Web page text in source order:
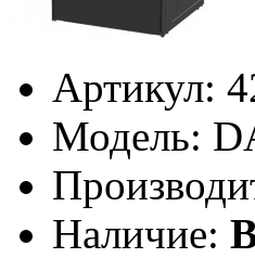
Артикул:
Модель:
Наличие: